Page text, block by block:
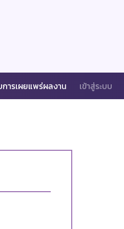
ารเผยแพร่ผลงาน เข้าสู่ระบบ